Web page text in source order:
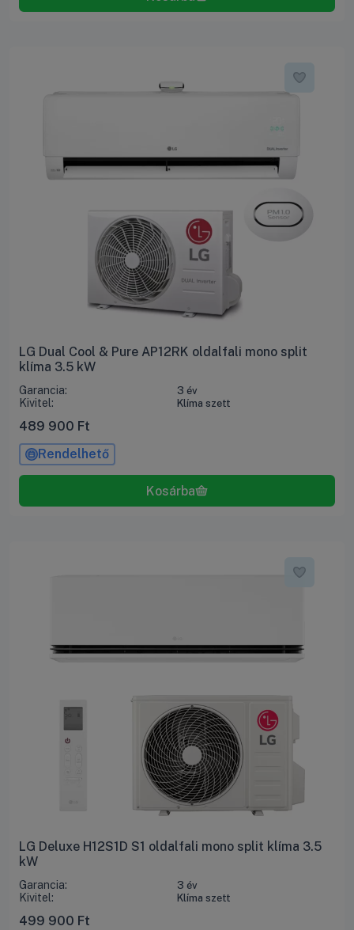
LG Dual Cool & Pure AP12RK oldalfali mono split
klíma 3.5 kW
Garancia: 3 év
Kivitel: Klíma szett
489 900 Ft
Rendelhető
LG Deluxe H12S1D S1 oldalfali mono split klíma 3.5
kW
Garancia: 3 év
Kivitel: Klíma szett
499 900 Ft